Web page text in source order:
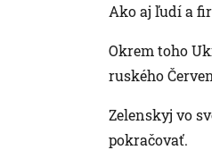
Ako aj ľudí a
Okrem toho
ruského
Zelenskyj vo
pokračovať.